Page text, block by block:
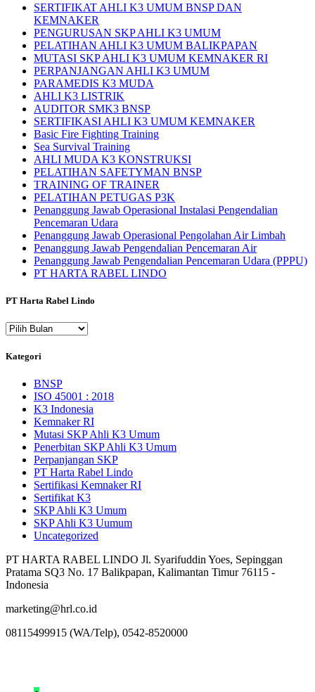
SERTIFIKAT AHLI K3 UMUM BNSP DAN
KEMNAKER
PENGURUSAN SKP AHLI K3 UMUM
PELATIHAN AHLI K3 UMUM BALIKPAPAN
MUTASI SKP AHLI K3 UMUM KEMNAKER RI
PERPANJANGAN AHLI K3 UMUM
PARAMEDIS K3 MUDA
AHLI K3 LISTRIK
AUDITOR SMK3 BNSP
SERTIFIKASI AHLI K3 UMUM KEMNAKER
Basic Fire Fighting Training
Sea Survival Training
AHLI MUDA K3 KONSTRUKSI
PELATIHAN SAFETYMAN BNSP
TRAINING OF TRAINER
PELATIHAN PETUGAS P3K
Penanggung Jawab Operasional Instalasi Pengendalian
Pencemaran Udara
Penanggung Jawab Operasional Pengolahan Air Limbah
Penanggung Jawab Pengendalian Pencemaran Air
Penanggung Jawab Pengendalian Pencemaran Udara (PPPU)
PT HARTA RABEL LINDO
PT Harta Rabel Lindo
PT
Rabel
Lindo
Kategori
BNSP
ISO 45001 : 2018
K3 Indonesia
Kemnaker RI
Mutasi SKP Ahli K3 Umum
Penerbitan SKP Ahli K3 Umum
Perpanjangan SKP
PT Harta Rabel Lindo
Sertifikasi Kemnaker RI
Sertifikat K3
SKP Ahli K3 Umum
SKP Ahli K3 Uumum
Uncategorized
PT HARTA RABEL LINDO Jl. Syarifuddin Yoes, Sepinggan
Pratama SQ3 No. 17 Balikpapan, Kalimantan Timur 76115 -
Indonesia
marketing@hrl.co.id
08115499915 (WA/Telp), 0542-8520000